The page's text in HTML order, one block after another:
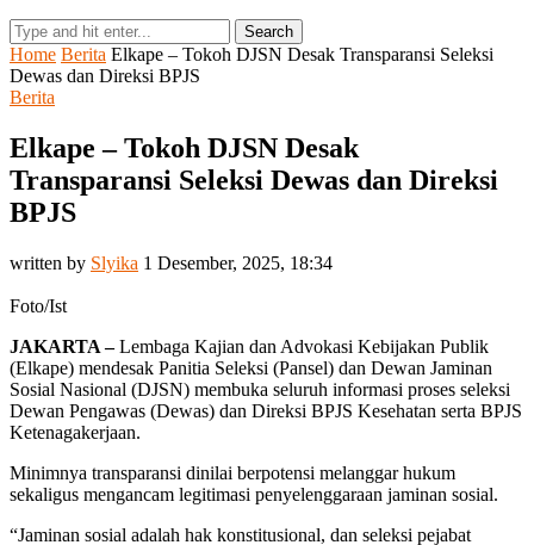
Search
Home Berita Elkape – Tokoh DJSN Desak Transparansi Seleksi
Dewas dan Direksi BPJS
Berita
Elkape – Tokoh DJSN Desak
Transparansi Seleksi Dewas dan Direksi
BPJS
written by Slyika 1 Desember, 2025, 18:34
Foto/Ist
JAKARTA –Lembaga Kajian dan Advokasi Kebijakan Publik
(Elkape) mendesak Panitia Seleksi (Pansel) dan Dewan Jaminan
Sosial Nasional (DJSN) membuka seluruh informasi proses seleksi
Dewan Pengawas (Dewas) dan Direksi BPJS Kesehatan serta BPJS
Ketenagakerjaan.
Minimnya transparansi dinilai berpotensi melanggar hukum
sekaligus mengancam legitimasi penyelenggaraan jaminan sosial.
“Jaminan sosial adalah hak konstitusional, dan seleksi pejabat